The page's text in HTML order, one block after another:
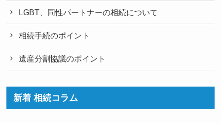
LGBT、同性パートナーの相続について
相続手続のポイント
遺産分割協議のポイント
新着 相続コラム